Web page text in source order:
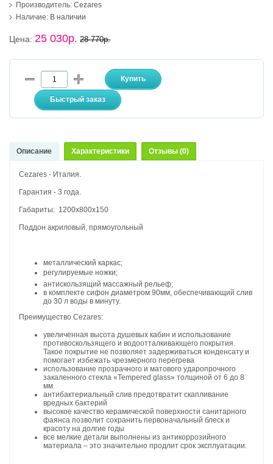
Производитель: Cezares
Наличие: В наличии
Цена:25 030р. 28 770р.
Описание Характеристики Отзывы (0)
Cezares - Италия.
Гарантия - 3 года.
Габариты: 1200х800х150
Поддон акриловый, прямоугольный
металлический каркас;
регулируемые ножки;
антискользящий массажный рельеф;
в комплекте сифон диаметром 90мм, обеспечивающий слив
до 30 л воды в минуту.
Преимущество Cezares:
увеличенная высота душевых кабин и использование
противоскользящего и водоотталкивающего покрытия.
Такое покрытие не позволяет задерживаться конденсату и
помогает избежать чрезмерного перегрева
использование прозрачного и матового ударопрочного
закаленного стекла «Tempered glass» толщиной от 6 до 8
мм
антибактериальный слив предотвратит скапливание
вредных бактерий
высокое качество керамической поверхности санитарного
фаянса позволит сохранить первоначальный блеск и
красоту на долгие годы
все мелкие детали выполнены из антикоррозийного
материала – это значительно продлит срок эксплуатации.